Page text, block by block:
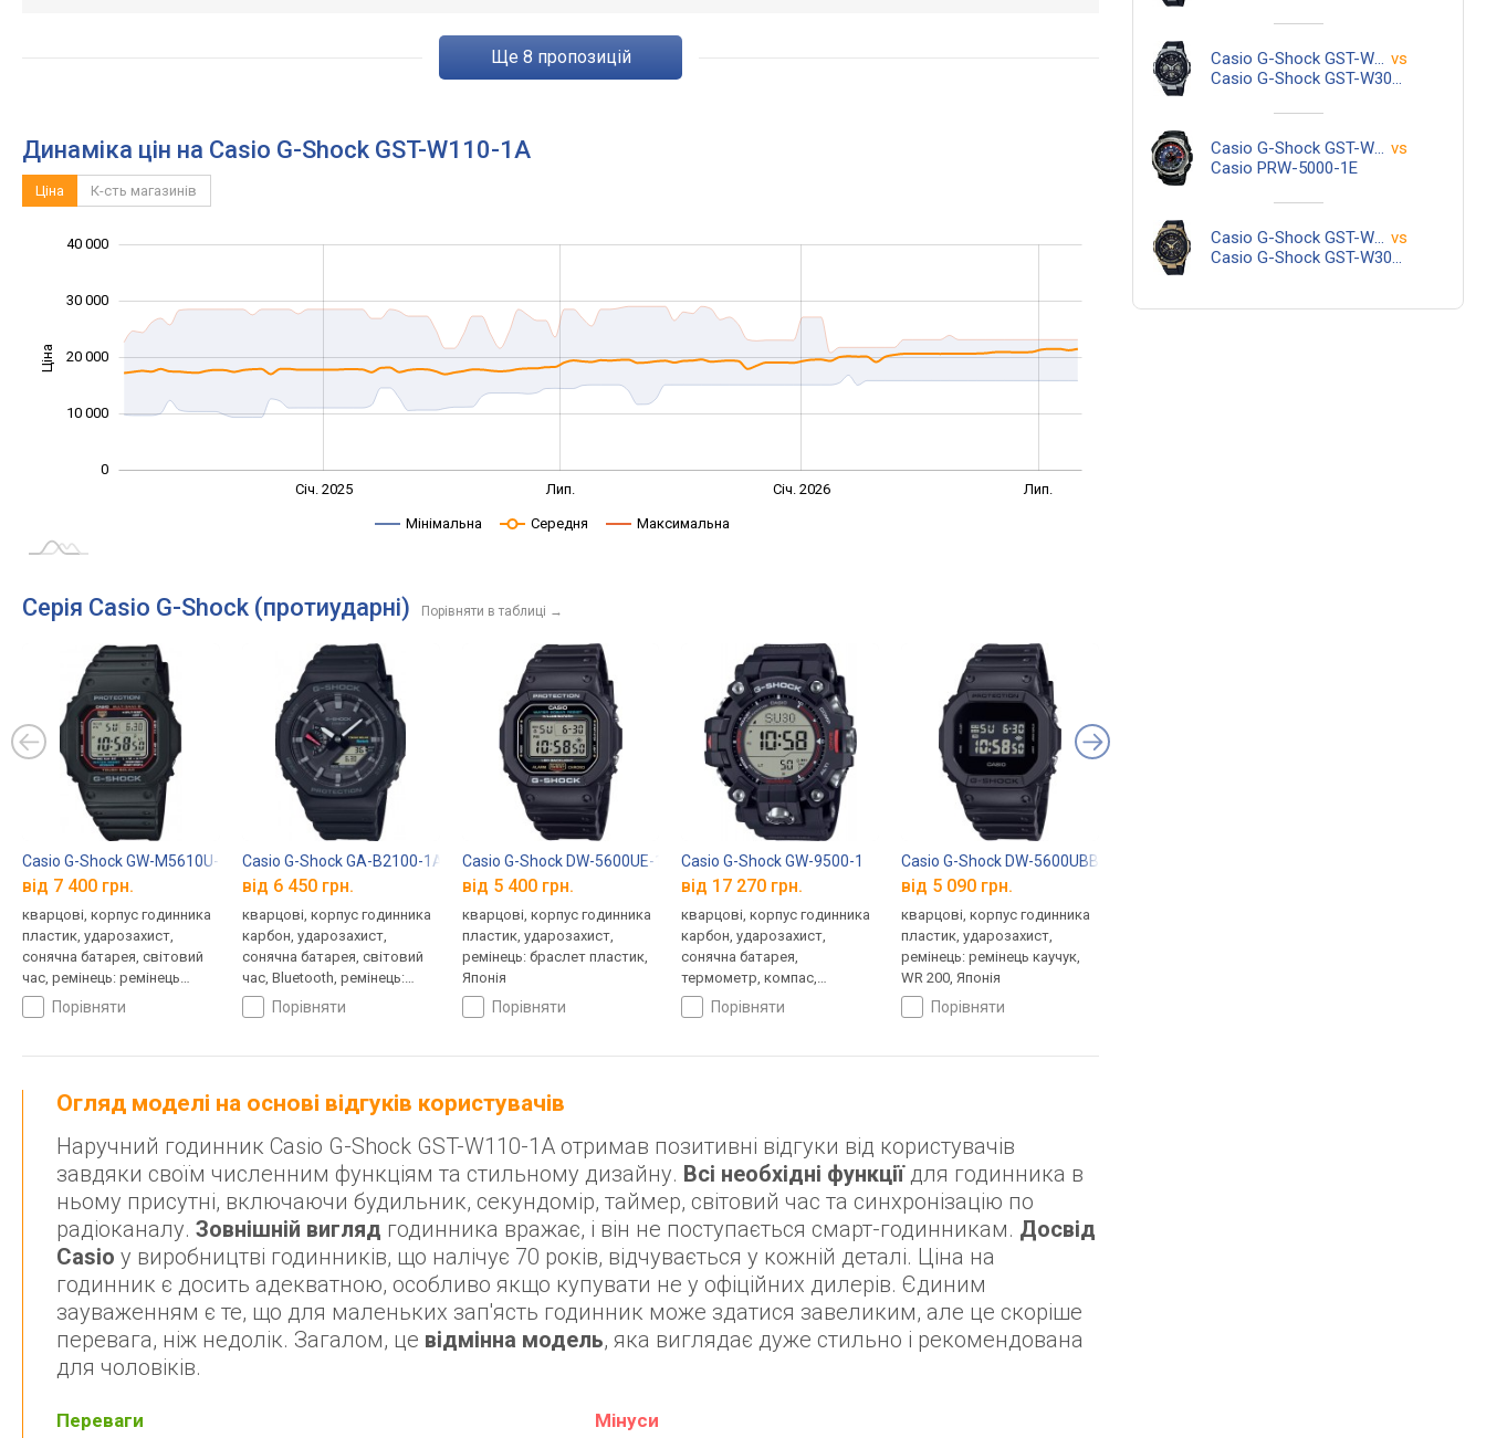
ще 8 пропозицій
Динаміка цін на Casio G-Shock GST-W110-1A
Ціна К-сть магазинів
Ціна 10 000
0
10 000
20 000
30 000
40 000
Січ. 2025 Лип. Січ. 2026 Лип.
Мінімальна Середня Максимальна
Серія Casio G-Shock (протиударні) Порівняти в таблиці →
Casio G-Shock GW-M5610U-1E
від 7 400 грн.
кварцові, корпус годинника
пластик, ударозахист,
сонячна батарея, світовий
час, ремінець: ремінець
каучук, WR 200, Японія
порівняти
Casio G-Shock GA-B2100-1A
від 6 450 грн.
кварцові, корпус годинника
карбон, ударозахист,
сонячна батарея, світовий
час, Bluetooth, ремінець:
браслет пластик, WR 200,
Японія
порівняти
Casio G-Shock DW-5600UE-1
від 5 400 грн.
кварцові, корпус годинника
пластик, ударозахист,
ремінець: браслет пластик,
Японія
порівняти
Casio G-Shock GW-9500-1
від 17 270 грн.
кварцові, корпус годинника
карбон, ударозахист,
сонячна батарея,
термометр, компас,
висотомір, барометр,
світовий час, ремінець:
Японія
порівняти
Casio G-Shock DW-5600UBB-1
від 5 090 грн.
кварцові, корпус годинника
пластик, ударозахист,
ремінець: ремінець каучук,
WR 200, Японія
порівняти
Огляд моделі на основі відгуків користувачів
Наручний годинник Casio G-Shock GST-W110-1A отримав позитивні відгуки від користувачів
завдяки своїм численним функціям та стильному дизайну. Всі необхідні функціїдля годинника в
ньому присутні, включаючи будильник, секундомір, таймер, світовий час та синхронізацію по
радіоканалу. Зовнішній вигляд годинника вражає, і він не поступається смарт-годинникам. Досвід
Casio у виробництві годинників, що налічує 70 років, відчувається у кожній деталі. Ціна на
годинник є досить адекватною, особливо якщо купувати не у офіційних дилерів. Єдиним
зауваженням є те, що для маленьких зап'ясть годинник може здатися завеликим, але це скоріше
перевага, ніж недолік. Загалом, це відмінна модель, яка виглядає дуже стильно і рекомендована
для чоловіків.
Переваги Мінуси
Casio G-Shock GST-W110-1A vs
Casio G-Shock GST-W300-1A
Casio G-Shock GST-W110-1A vs
Casio PRW-5000-1E
Casio G-Shock GST-W110-1A vs
Casio G-Shock GST-W300G-1A9